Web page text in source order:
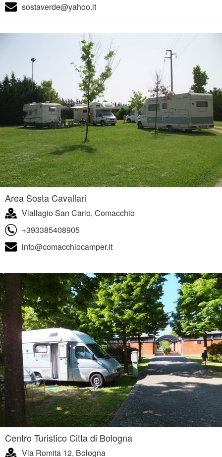
sostaverde@yahoo.it
Area Sosta Cavallari
Viallagio San Carlo, Comacchio
+393385408905
info@comacchiocamper.it
Centro Turistico Citta di Bologna
Via Romita 12, Bologna